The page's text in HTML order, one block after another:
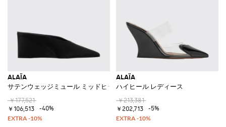
ALAÏA
サテンウェッジミュール ミッドヒール＆アーモンドトゥ
￥177,521
￥106,513
-40%
ALAÏA
ハイヒール レディース
￥213,381
￥202,713
-5%